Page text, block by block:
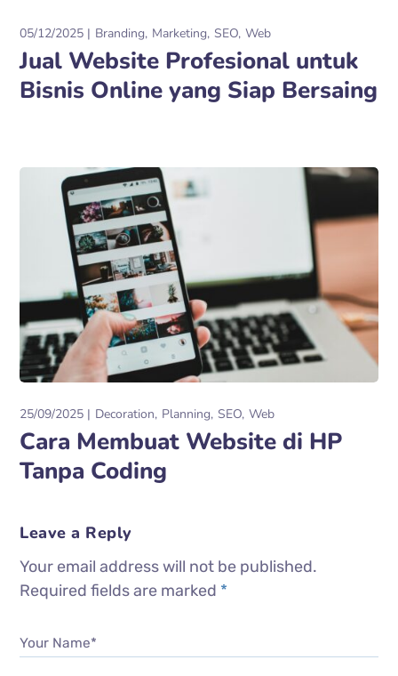
05/12/2025 Branding Marketing SEO Web
Jual Website Profesional untuk
Bisnis Online yang Siap Bersaing
25/09/2025 Decoration Planning SEO Web
Cara Membuat Website di HP
Tanpa Coding
Leave a Reply
Your email address will not be published.
Required fields are marked *
Your Name*